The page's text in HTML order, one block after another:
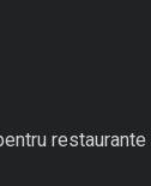
restaurante